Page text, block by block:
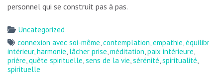
personnel qui se construit pas à pas.
Uncategorized
connexion avec soi-même,contemplation,empathie,équilibre
intérieur,harmonie, lâcher prise,méditation,paix intérieure,
prière,quête spirituelle,sens de la vie,sérénité,spiritualité,
spirituelle